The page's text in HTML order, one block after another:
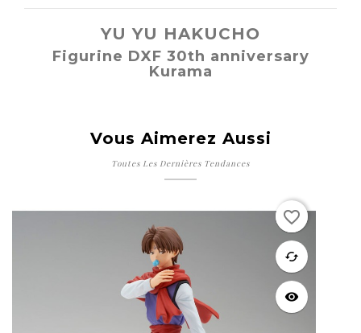
YU YU HAKUCHO
Figurine DXF 30th anniversary
Kurama
Vous Aimerez Aussi
Toutes Les Dernières Tendances
favorite
cached
visibility
favorite_border